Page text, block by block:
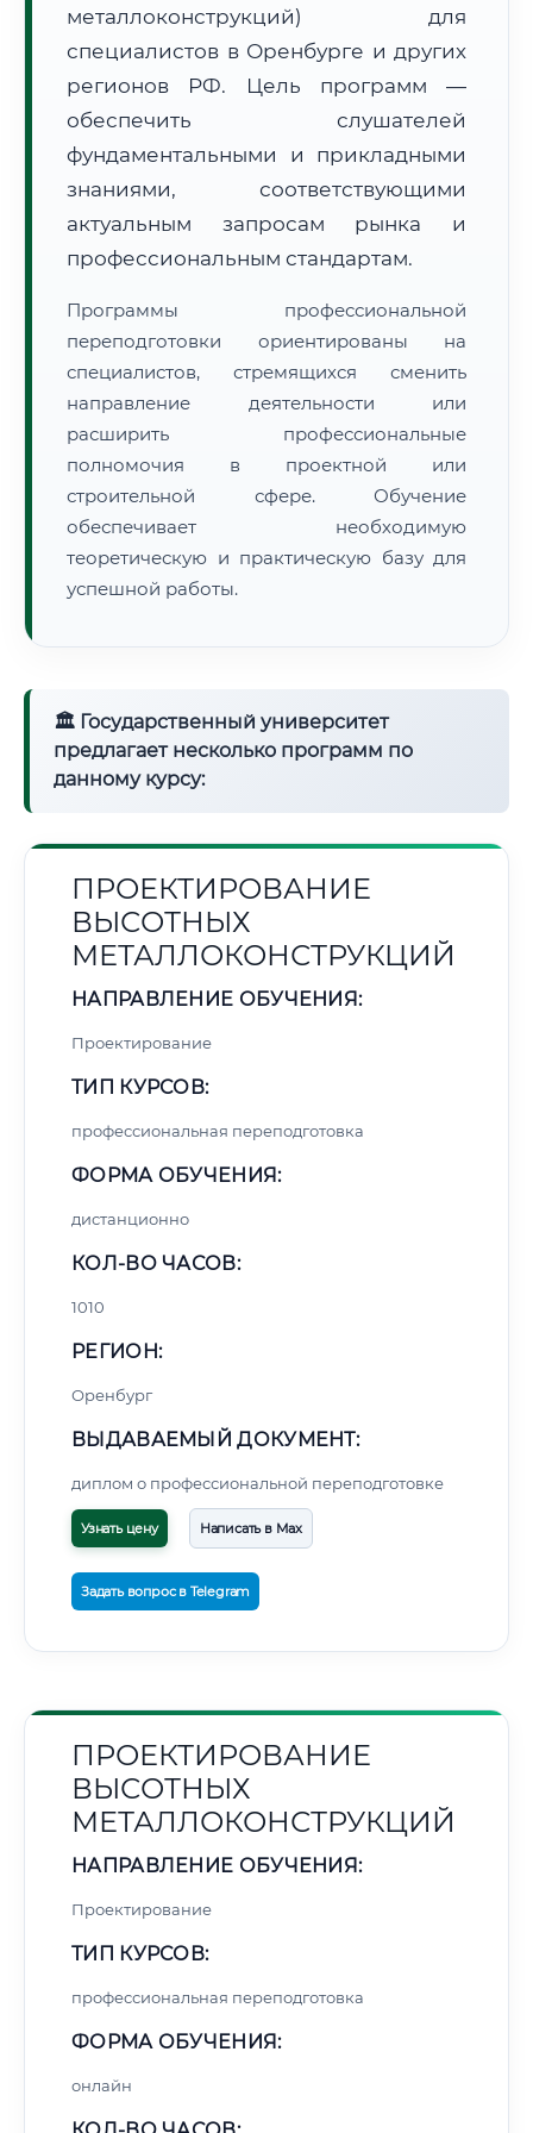
Расчет логистики оригиналов:
• Маршрут транзита:~1 868 км
• Экспресс-доставка СДЭК / Почтой:3–5 рабочих дней
📜 Документы и аккредитация
🔍Нажмите на документ для увеличения и просмотра
металлоконструкций) для
специалистов в Оренбурге и других
регионов РФ. Цель программ —
обеспечить слушателей
фундаментальными и прикладными
знаниями, соответствующими
актуальным запросам рынка и
профессиональным стандартам.
Программы профессиональной
переподготовки ориентированы на
специалистов, стремящихся сменить
направление деятельности или
расширить профессиональные
полномочия в проектной или
строительной сфере. Обучение
обеспечивает необходимую
теоретическую и практическую базу для
успешной работы.
🏛 Государственный университет
предлагает несколько программ по
данному курсу:
ПРОЕКТИРОВАНИЕ
ВЫСОТНЫХ
МЕТАЛЛОКОНСТРУКЦИЙ
НАПРАВЛЕНИЕ ОБУЧЕНИЯ:
Проектирование
ТИП КУРСОВ:
профессиональная переподготовка
ФОРМА ОБУЧЕНИЯ:
дистанционно
КОЛ-ВО ЧАСОВ:
1010
РЕГИОН:
Оренбург
ВЫДАВАЕМЫЙ ДОКУМЕНТ:
диплом о профессиональной переподготовке
Узнать цену Написать в Max
Задать вопрос в Telegram
ПРОЕКТИРОВАНИЕ
ВЫСОТНЫХ
МЕТАЛЛОКОНСТРУКЦИЙ
НАПРАВЛЕНИЕ ОБУЧЕНИЯ:
Проектирование
ТИП КУРСОВ:
профессиональная переподготовка
ФОРМА ОБУЧЕНИЯ:
онлайн